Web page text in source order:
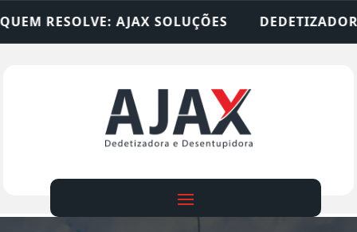
DEDETIZADORA • DESENTUPIDORA